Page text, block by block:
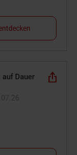
Dauer